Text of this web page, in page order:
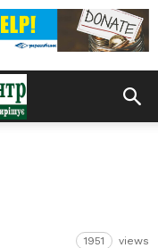
1951 views